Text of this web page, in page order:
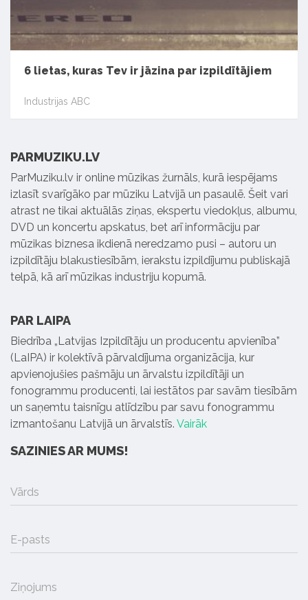
6 lietas, kuras Tev ir jāzina par izpildītājiem
Industrijas ABC
PARMUZIKU.LV
ParMuziku.lv ir online mūzikas žurnāls, kurā iespējams
izlasīt svarīgāko par mūziku Latvijā un pasaulē. Šeit vari
atrast ne tikai aktuālās ziņas, ekspertu viedokļus, albumu,
DVD un koncertu apskatus, bet arī informāciju par
mūzikas biznesa ikdienā neredzamo pusi – autoru un
izpildītāju blakustiesībām, ierakstu izpildījumu publiskajā
telpā, kā arī mūzikas industriju kopumā.
PAR LAIPA
Biedrība „Latvijas Izpildītāju un producentu apvienība”
(LaIPA) ir kolektīvā pārvaldījuma organizācija, kur
apvienojušies pašmāju un ārvalstu izpildītāji un
fonogrammu producenti, lai iestātos par savām tiesībām
un saņemtu taisnīgu atlīdzību par savu fonogrammu
izmantošanu Latvijā un ārvalstīs. Vairāk
SAZINIES AR MUMS!
Vārds
E-pasts
Ziņojums